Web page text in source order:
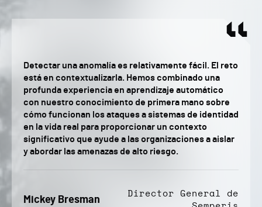
Detectar una anomalía es relativamente fácil. El reto
está en contextualizarla. Hemos combinado una
profunda experiencia en aprendizaje automático
con nuestro conocimiento de primera mano sobre
cómo funcionan los ataques a sistemas de identidad
en la vida real para proporcionar un contexto
significativo que ayude a las organizaciones a aislar
y abordar las amenazas de alto riesgo.
Mickey Bresman
Director General de